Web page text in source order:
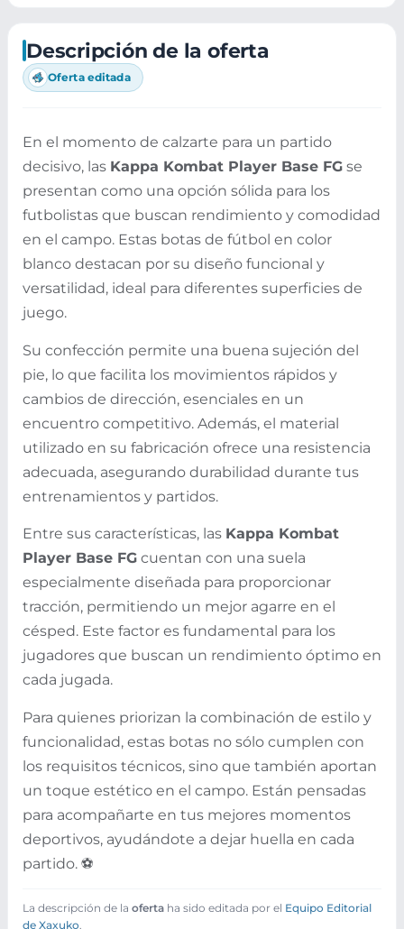
Descripción de la oferta
Oferta editada
En el momento de calzarte para un partido
decisivo, las Kappa Kombat Player Base FG se
presentan como una opción sólida para los
futbolistas que buscan rendimiento y comodidad
en el campo. Estas botas de fútbol en color
blanco destacan por su diseño funcional y
versatilidad, ideal para diferentes superficies de
juego.
Su confección permite una buena sujeción del
pie, lo que facilita los movimientos rápidos y
cambios de dirección, esenciales en un
encuentro competitivo. Además, el material
utilizado en su fabricación ofrece una resistencia
adecuada, asegurando durabilidad durante tus
entrenamientos y partidos.
Entre sus características, las Kappa Kombat
Player Base FG cuentan con una suela
especialmente diseñada para proporcionar
tracción, permitiendo un mejor agarre en el
césped. Este factor es fundamental para los
jugadores que buscan un rendimiento óptimo en
cada jugada.
Para quienes priorizan la combinación de estilo y
funcionalidad, estas botas no sólo cumplen con
los requisitos técnicos, sino que también aportan
un toque estético en el campo. Están pensadas
para acompañarte en tus mejores momentos
deportivos, ayudándote a dejar huella en cada
partido. ⚽
La descripción de la oferta ha sido editada por el Equipo Editorial
de Xaxuko.